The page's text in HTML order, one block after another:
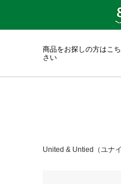
商品をお探しの方はこ
さい
United & Untied（ユナ